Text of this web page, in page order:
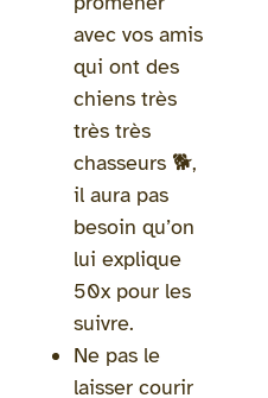
avec vos amis
qui ont des
chiens très
très très
chasseurs 🐕,
il aura pas
besoin qu’on
lui explique
50x pour les
suivre.
Ne pas le
laisser courir